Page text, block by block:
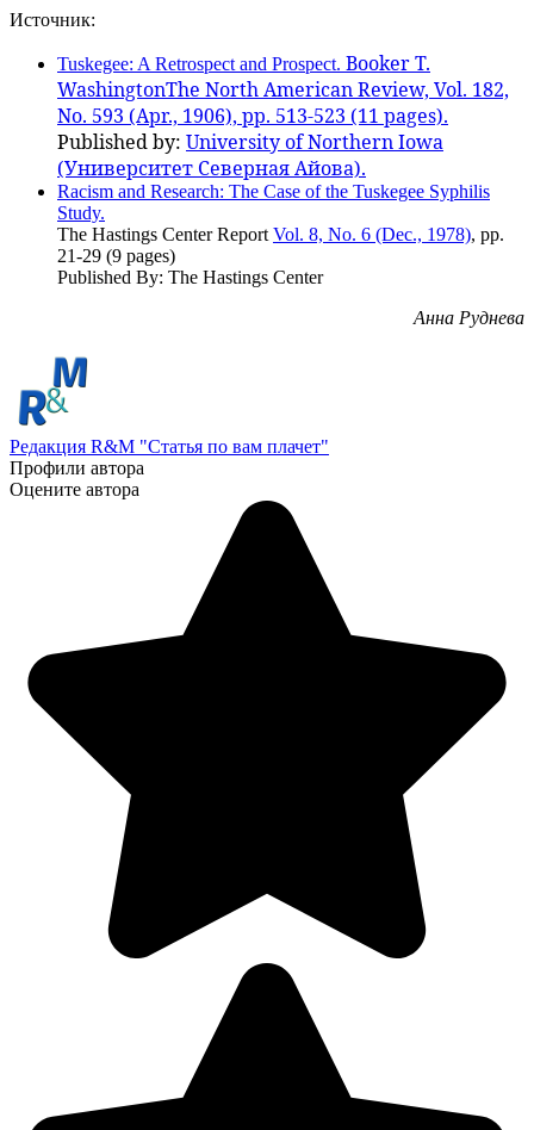
Источник:
Tuskegee: A Retrospect and Prospect. Booker T.
WashingtonThe North American Review, Vol. 182,
No. 593 (Apr., 1906), pp. 513-523 (11 pages).
Published by: University of Northern Iowa
(Университет Северная Айова).
Racism and Research: The Case of the Tuskegee Syphilis
Study.
The Hastings Center Report Vol. 8, No. 6 (Dec., 1978), pp.
21-29 (9 pages)
Published By: The Hastings Center
Анна Руднева
Редакция R&M "Статья по вам плачет"
Профили автора
Оцените автора